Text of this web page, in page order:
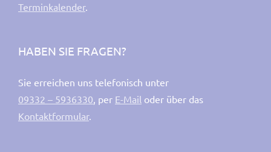
Terminkalender.
HABEN SIE FRAGEN?
Sie erreichen uns telefonisch unter
09332 – 5936330, per E-Mail oder über das
Kontaktformular.